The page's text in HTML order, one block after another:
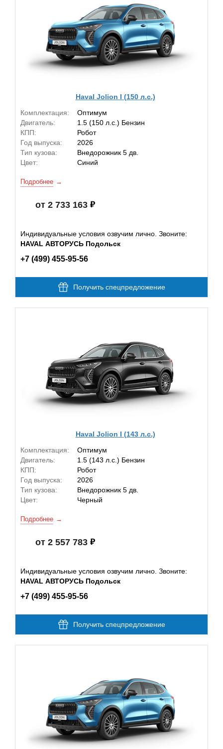
Haval Jolion I (150 л.с.)
Комплектация:
Оптимум
Двигатель:
1.5 (150 л.с.) Бензин
КПП:
Робот
Год выпуска:
2026
Тип кузова:
Внедорожник 5 дв.
Цвет:
Синий
Подробнее
от 2 733 163
Индивидуальные условия озвучим лично. Звоните:
HAVAL АВТОРУСЬ Подольск
+7 (499) 455-95-56
Получить спецпредложение
Haval Jolion I (143 л.с.)
Комплектация:
Оптимум
Двигатель:
1.5 (143 л.с.) Бензин
КПП:
Робот
Год выпуска:
2026
Тип кузова:
Внедорожник 5 дв.
Цвет:
Черный
Подробнее
от 2 557 783
Индивидуальные условия озвучим лично. Звоните:
HAVAL АВТОРУСЬ Подольск
+7 (499) 455-95-56
Получить спецпредложение